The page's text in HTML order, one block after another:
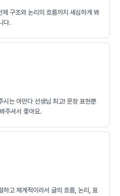
구조와 논리의 흐름까지 세심하게 봐
다.
시는 아만다 선생님 최고! 문장 표현뿐
주셔서 좋아요.
하고 체계적이라서 글의 흐름, 논리, 표